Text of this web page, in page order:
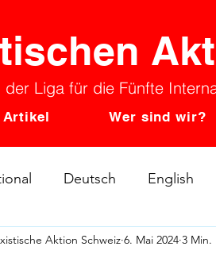
der Liga für die Fünfte
Artikel Wer sind wir?
Deutsch English
Feministische Bewegung
Aktion Schweiz 6. Mai 2024 3 Min.